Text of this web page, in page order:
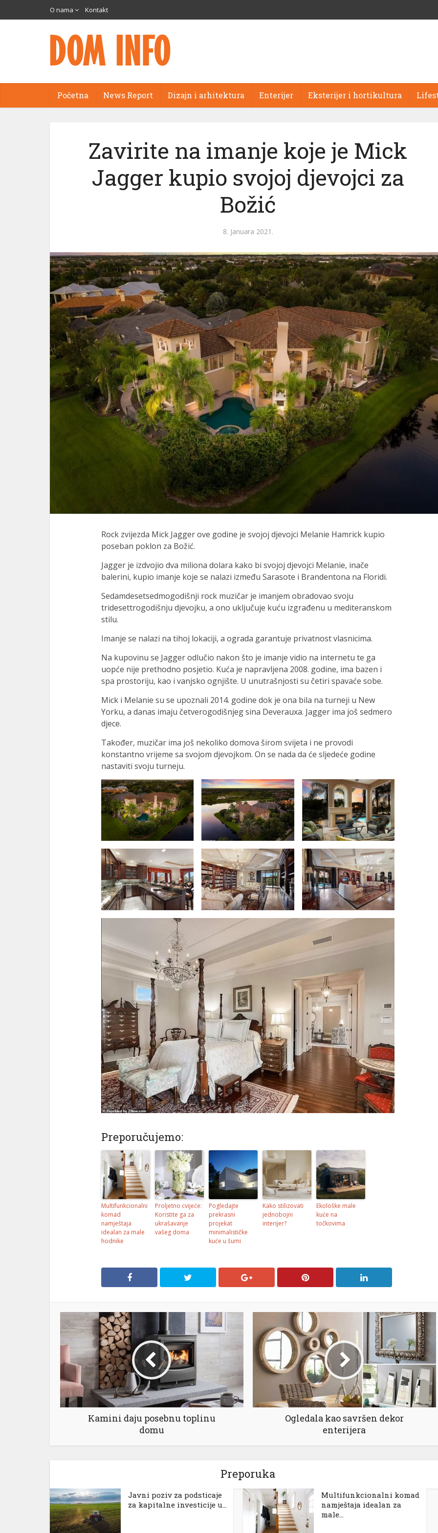
O nama Kontakt
Početna News Report Dizajn i arhitektura Enterijer Eksterijer i hortikultura
Zavirite na imanje koje je Mick
Jagger kupio svojoj djevojci za
Božić
8. Januara 2021.
Rock zvijezda Mick Jagger ove godine je svojoj djevojci Melanie Hamrick kupio
poseban poklon za Božić.
Jagger je izdvojio dva miliona dolara kako bi svojoj djevojci Melanie, inače
balerini, kupio imanje koje se nalazi između Sarasote i Brandentona na Floridi.
Sedamdesetsedmogodišnji rock muzičar je imanjem obradovao svoju
tridesettrogodišnju djevojku, a ono uključuje kuću izgrađenu u mediteranskom
stilu.
Imanje se nalazi na tihoj lokaciji, a ograda garantuje privatnost vlasnicima.
Na kupovinu se Jagger odlučio nakon što je imanje vidio na internetu te ga
uopće nije prethodno posjetio. Kuća je napravljena 2008. godine, ima bazen i
spa prostoriju, kao i vanjsko ognjište. U unutrašnjosti su četiri spavaće sobe.
Mick i Melanie su se upoznali 2014. godine dok je ona bila na turneji u New
Yorku, a danas imaju četverogodišnjeg sina Deverauxa. Jagger ima još sedmero
djece.
Također, muzičar ima još nekoliko domova širom svijeta i ne provodi
konstantno vrijeme sa svojom djevojkom. On se nada da će sljedeće godine
nastaviti svoju turneju.
Preporučujemo:
Multifunkcionalni
komad
namještaja
idealan za male
hodnike
Proljetno cvijeće:
Koristite ga za
ukrašavanje
vašeg doma
Pogledajte
prekrasni
projekat
minimalističke
kuće u šumi
Kako stilizovati
jednobojni
interijer?
Ekološke male
kuće na
točkovima
Kamini daju posebnu toplinu
domu
Ogledala kao savršen dekor
enterijera
Preporuka
Јavni poziv za podsticaje
za kapitalne investicije u...
Multifunkcionalni komad
namještaja idealan za
male...